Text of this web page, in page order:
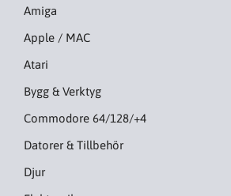
Amiga
Apple / MAC
Atari
Bygg & Verktyg
Commodore 64/128/+4
Datorer & Tillbehör
Djur